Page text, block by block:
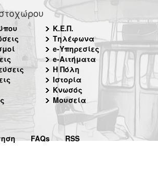
Κ.Ε.Π.
Τηλέφωνα
e-Υπηρεσίες
e-Αιτήματα
Η Πόλη
Ιστορία
Κνωσός
Μουσεία
FAQs RSS